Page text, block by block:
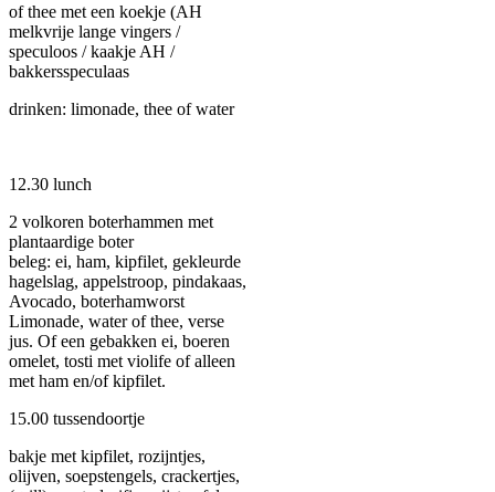
of thee met een koekje (AH
melkvrije lange vingers /
speculoos / kaakje AH /
bakkersspeculaas
drinken: limonade, thee of water
12.30 lunch
2 volkoren boterhammen met
plantaardige boter
beleg: ei, ham, kipfilet, gekleurde
hagelslag, appelstroop, pindakaas,
Avocado, boterhamworst
Limonade, water of thee, verse
jus. Of een gebakken ei, boeren
omelet, tosti met violife of alleen
met ham en/of kipfilet.
15.00 tussendoortje
bakje met kipfilet, rozijntjes,
olijven, soepstengels, crackertjes,